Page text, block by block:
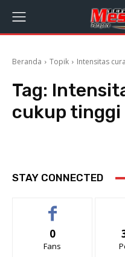
Beranda Topik Intensitas
Tag:
cukup tinggi
STAY CONNECTED
0
Fans